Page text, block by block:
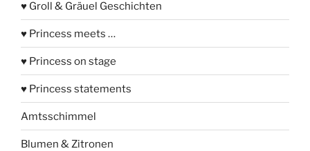
♥ Groll & Gräuel Geschichten
♥ Princess meets …
♥ Princess on stage
♥ Princess statements
Amtsschimmel
Blumen & Zitronen